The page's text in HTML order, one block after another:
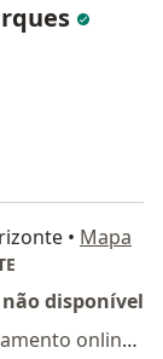
• Mapa
não disponível
Esse especialista não oferece agendamento online para esse endereço.